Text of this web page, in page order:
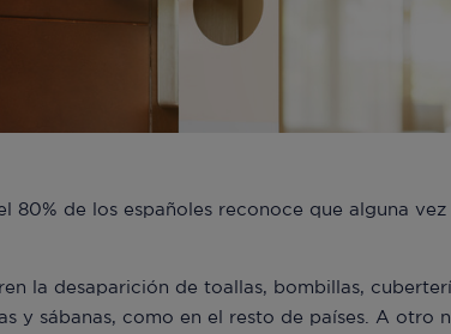
80% de los españoles reconoce que alguna
la desaparición de toallas, bombillas,
y sábanas, como en el resto de países. A otro